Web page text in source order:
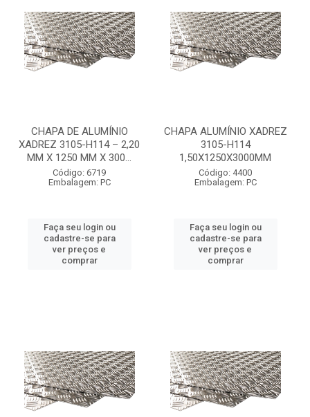
CHAPA DE ALUMÍNIO
XADREZ 3105-H114 – 2,20
MM X 1250 MM X 300...
Código: 6719
Embalagem: PC
Faça seu login ou
cadastre-se para
ver preços e
comprar
CHAPA ALUMÍNIO XADREZ
3105-H114
1,50X1250X3000MM
Código: 4400
Embalagem: PC
Faça seu login ou
cadastre-se para
ver preços e
comprar